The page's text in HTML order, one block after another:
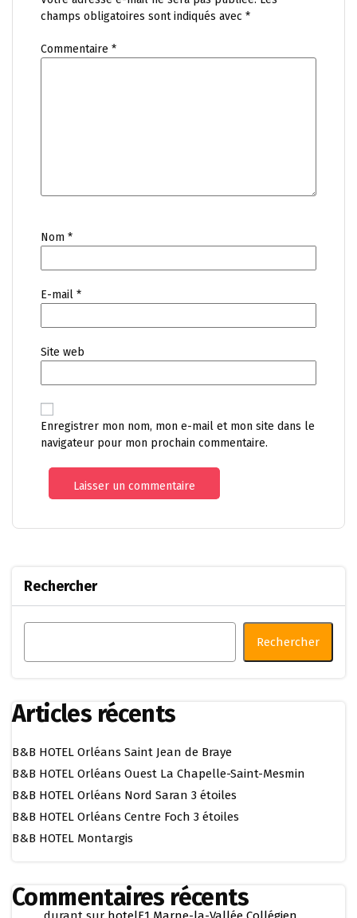
champs obligatoires sont indiqués avec *
Commentaire *
Nom *
E-mail *
Site web
Enregistrer mon nom, mon e-mail et mon site dans le
navigateur pour mon prochain commentaire.
Rechercher
Rechercher
Articles récents
B&B HOTEL Orléans Saint Jean de Braye
B&B HOTEL Orléans Ouest La Chapelle-Saint-Mesmin
B&B HOTEL Orléans Nord Saran 3 étoiles
B&B HOTEL Orléans Centre Foch 3 étoiles
B&B HOTEL Montargis
Commentaires récents